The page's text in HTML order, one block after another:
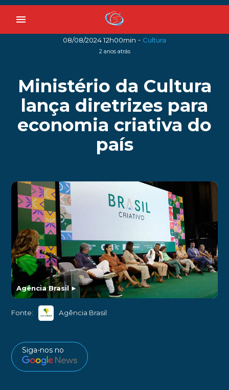
menu
08/08/2024 12h00min - Cultura
2 anos atrás
Ministério da Cultura
lança diretrizes para
economia criativa do
país
Agência Brasil►
Fonte: Agência Brasil
Siga-nos no